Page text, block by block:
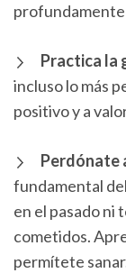
profundamente
Practica la
incluso lo más
positivo y a
Perdónate
fundamental
en el pasado ni
cometidos.
permítete